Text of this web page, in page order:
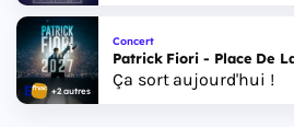
+2 autres
Concert
Patrick Fiori - Place De
Ça sort aujourd'hui !